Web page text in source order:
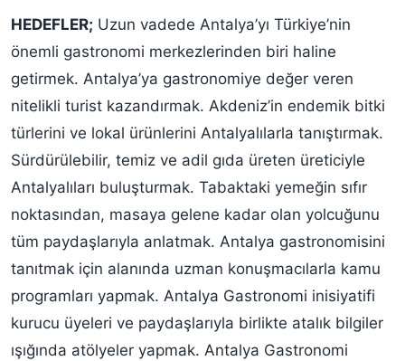
HEDEFLER; Uzun vadede Antalya’yı Türkiye’nin
önemli gastronomi merkezlerinden biri haline
getirmek. Antalya’ya gastronomiye değer veren
nitelikli turist kazandırmak. Akdeniz’in endemik bitki
türlerini ve lokal ürünlerini Antalyalılarla tanıştırmak.
Sürdürülebilir, temiz ve adil gıda üreten üreticiyle
Antalyalıları buluşturmak. Tabaktaki yemeğin sıfır
noktasından, masaya gelene kadar olan yolcuğunu
tüm paydaşlarıyla anlatmak. Antalya gastronomisini
tanıtmak için alanında uzman konuşmacılarla kamu
programları yapmak. Antalya Gastronomi inisiyatifi
kurucu üyeleri ve paydaşlarıyla birlikte atalık bilgiler
ışığında atölyeler yapmak. Antalya Gastronomi